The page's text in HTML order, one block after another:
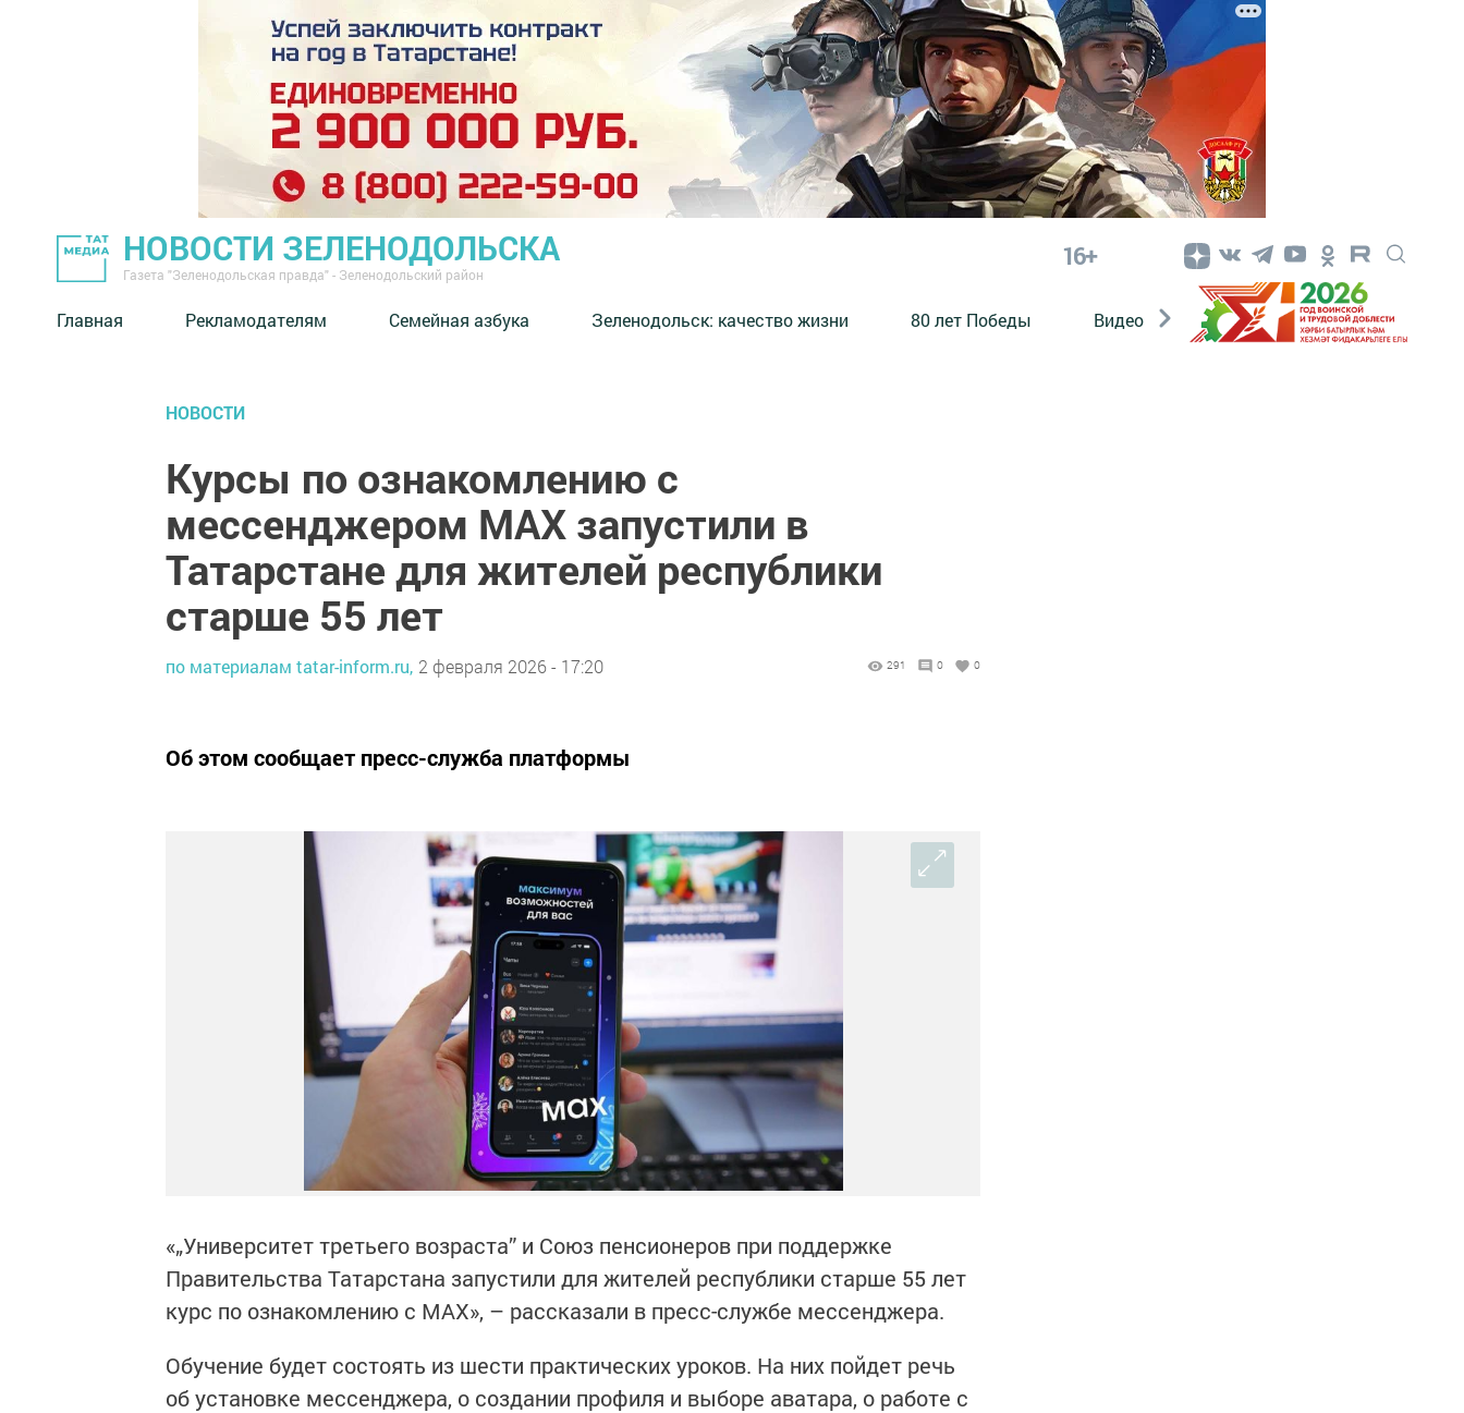
НОВОСТИ ЗЕЛЕНОДОЛЬСКА
Газета "Зеленодольская правда" - Зеленодольский район
16+
Главная Рекламодателям Семейная азбука ⁠Зеленодольск: качество жизни 80 лет Победы Видео Конкурсы ЭтноДети
НОВОСТИ
Курсы по ознакомлению с
мессенджером MAX запустили в
Татарстане для жителей республики
старше 55 лет
по материалам tatar-inform.ru, 2 февраля 2026 - 17:20 291 0 0
Об этом сообщает пресс-служба платформы
«„Университет третьего возраста” и Союз пенсионеров при поддержке
Правительства Татарстана запустили для жителей республики старше 55 лет
курс по ознакомлению с MAX», – рассказали в пресс-службе мессенджера.
Обучение будет состоять из шести практических уроков. На них пойдет речь
об установке мессенджера, о создании профиля и выборе аватара, о работе с